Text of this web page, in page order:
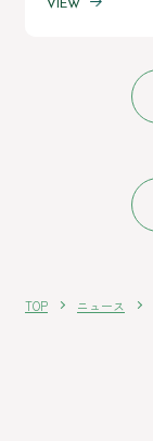
VIEW
TOP ニュース